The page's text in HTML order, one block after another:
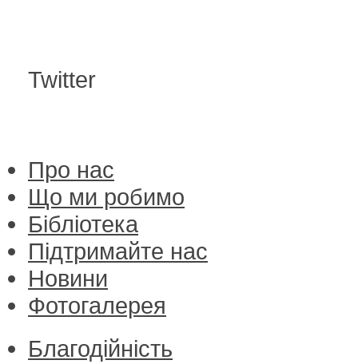
Twitter
Про нас
Що ми робимо
Бібліотека
Підтримайте нас
Новини
Фотогалерея
Благодійність